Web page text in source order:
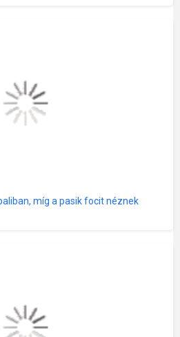
míg a pasik focit néznek